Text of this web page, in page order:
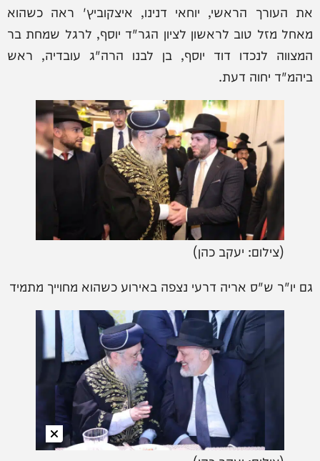
את העורך הראשי, יוחאי דנינו, איצקוביץ' ראה כשהוא
מאחל מזל טוב לראשון לציון הגר"ד יוסף, לרגל שמחת בר
המצווה לנכדו דוד יוסף, בן לבנו הרה"ג עובדיה, ראש
ביהמ"ד יחוה דעת.
(צילום: יעקב כהן)
גם יו"ר ש"ס אריה דרעי נצפה באירוע כשהוא מחוייך מתמיד